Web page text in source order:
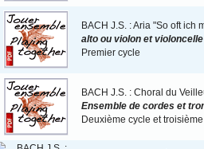
BACH J.S. : Aria "So oft ich
alto ou violon et
Premier cycle
BACH J.S. : Choral du
Ensemble de cordes et
Deuxième cycle et troisième